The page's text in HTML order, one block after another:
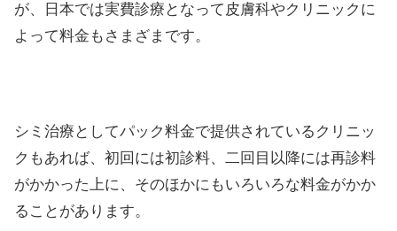
が、日本では実費診療となって皮膚科やクリニックに
よって料金もさまざまです。
シミ治療としてパック料金で提供されているクリニッ
クもあれば、初回には初診料、二回目以降には再診料
がかかった上に、そのほかにもいろいろな料金がかか
ることがあります。